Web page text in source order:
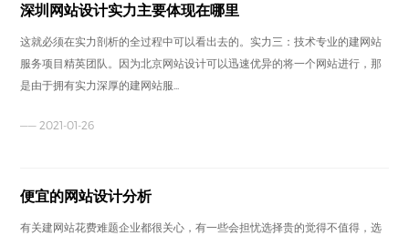
深圳网站设计实力主要体现在哪里
这就必须在实力剖析的全过程中可以看出去的。实力三：技术专业的建网站
服务项目精英团队。因为北京网站设计可以迅速优异的将一个网站进行，那
是由于拥有实力深厚的建网站服...
—— 2021-01-26
便宜的网站设计分析
有关建网站花费难题企业都很关心，有一些会担忧选择贵的觉得不值得，选